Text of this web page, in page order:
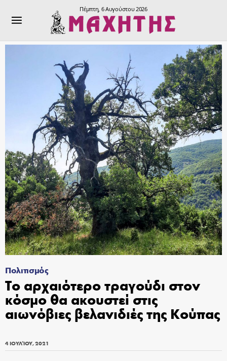
Πέμπτη, 6 Αυγούστου 2026
Πολιτισμός
Το αρχαιότερο τραγούδι στον
κόσμο θα ακουστεί στις
αιωνόβιες βελανιδιές της Κούπας
4 ΙΟΥΛΊΟΥ, 2021